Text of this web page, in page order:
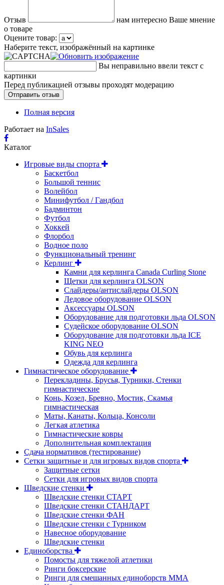
Отзыв
нам интересно Ваше мнение
о товаре
Оцените товар:
Наберите текст, изображённый на картинке
Вы неправильно ввели текст с
картинки
Перед публикацией отзывы проходят модерацию
Полная версия
Работает на InSales
Каталог
Игровые виды спорта
Баскетбол
Большой теннис
Волейбол
Минифутбол / Гандбол
Бадминтон
Футбол
Хоккей
Флорбол
Водное поло
Функциональный тренинг
Керлинг
Камни для керлинга Canada Curling Stone
Щетки для керлинга OLSON
Слайдеры/антислайдеры OLSON
Ледовое оборудование OLSON
Аксессуары OLSON
Оборудование для подготовки льда OLSON
Судейское оборудование OLSON
Оборудование для подготовки льда ICE
KING NEO
Обувь для керлинга
Одежда для керлинга
Гимнастическое оборудование
Перекладины, Брусья, Турники, Стенки
гимнастические
Конь, Козел, Бревно, Мостик, Скамья
гимнастическая
Маты, Канаты, Кольца, Консоли
Легкая атлетика
Гимнастические ковры
Дополнительная комплектация
Сдача нормативов (тестирование)
Сетки защитные и для игровых видов спорта
Защитные сетки
Сетки для игровых видов спорта
Шведские стенки
Шведские стенки СТАРТ
Шведские стенки СТАНДАРТ
Шведские стенки ФАН
Шведские стенки с Турником
Навесное оборудование
Шведские стенки
Единоборства
Помосты для тяжелой атлетики
Ринги боксерские
Ринги для смешанных единоборств ММА